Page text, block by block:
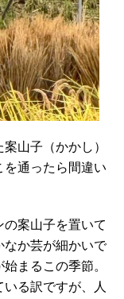
山子（かかし）
を通ったら間違い
案山子を置いて
なか芸が細かいで
まるこの季節。
る訳ですが、人